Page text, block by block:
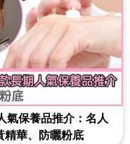
氣保養品推介：名人
華、防曬粉底